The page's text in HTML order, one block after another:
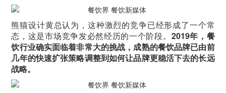
熊猫设计黄总认为，这种激烈的竞争已经形成了一个常
态，这是市场竞争发必然经历的一个阶段。 2019年，餐
饮行业确实面临着非常大的挑战，成熟的餐饮品牌已由前
几年的快速扩张策略调整到如何让品牌更稳活下去的长远
战略。